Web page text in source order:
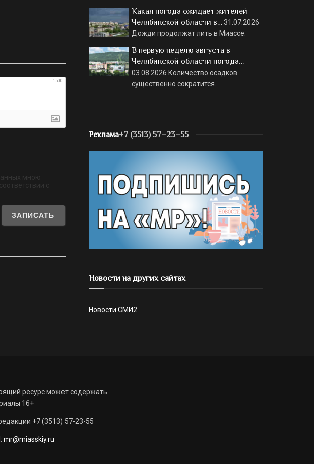
1500
мною
с
Какая погода ожидает жителей
Челябинской области в…31.07.2026
Дожди продолжат лить в Миассе.
В первую неделю августа в
Челябинской области погода…
03.08.2026 Количество осадков
существенно сократится.
Реклама+7 (3513) 57–23–55
Новости на других сайтах
Новости СМИ2
ресурс может содержать
16+
+7 (3513) 57-23-55
mr@miasskiy.ru